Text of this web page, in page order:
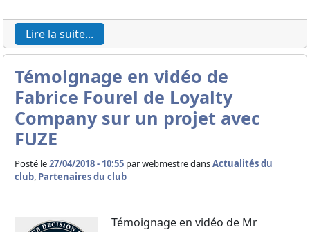
Lire la suite...
Témoignage en vidéo de
Fabrice Fourel de Loyalty
Company sur un projet avec
FUZE
Posté le27/04/2018 - 10:55 parwebmestre dansActualités du
club, Partenaires du club
Témoignage en vidéo de Mr